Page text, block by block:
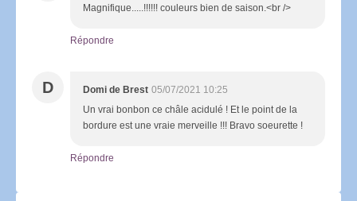
Magnifique.....!!!!!! couleurs bien de saison.<br />
Répondre
D Domi de Brest 05/07/2021 10:25
Un vrai bonbon ce châle acidulé ! Et le point de la
bordure est une vraie merveille !!! Bravo soeurette !
Répondre